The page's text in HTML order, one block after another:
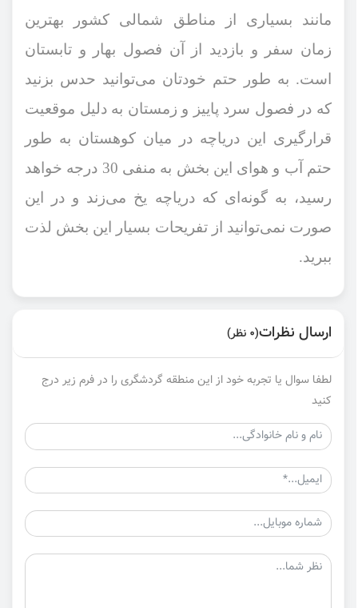
مانند بسیاری از مناطق شمالی کشور بهترین
زمان سفر و بازدید از آن فصول بهار و تابستان
است. به طور حتم خودتان می‌توانید حدس بزنید
که در فصول سرد پاییز و زمستان به دلیل موقعیت
قرارگیری این دریاچه در میان کوهستان به طور
حتم آب و هوای این بخش به منفی 30 درجه خواهد
رسید، به گونه‌ای که دریاچه یخ می‌زند و در این
صورت نمی‌توانید از تفریحات بسیار این بخش لذت
ببرید.
ارسال نظرات(0 نظر)
لطفا سوال یا تجربه خود از این منطقه گردشگری را در فرم زیر درج
کنید